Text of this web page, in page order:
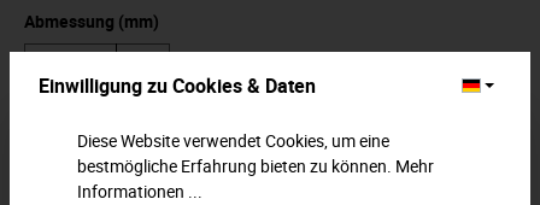
Abmessung (mm)
In den Warenkorb
Zum Merkzettel hinzufügen
Einwilligung zu Cookies & Daten
Diese Website verwendet Cookies, um eine
bestmögliche Erfahrung bieten zu können. Mehr
Informationen ...